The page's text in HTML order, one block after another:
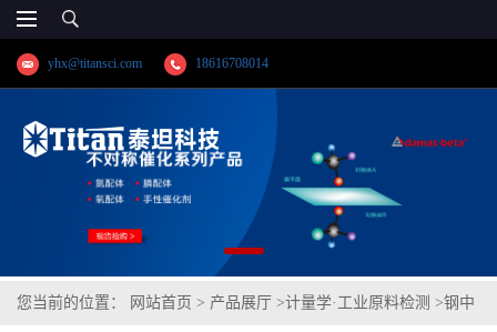
yhx@titansci.com 18616708014
您当前的位置： 网站首页 > 产品展厅 >计量学·工业原料检测 >钢中